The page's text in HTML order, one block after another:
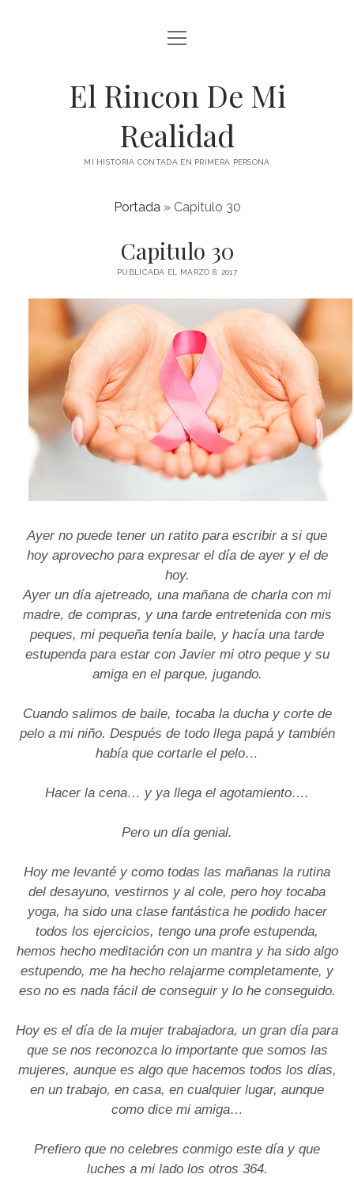
abrir
menú
El Rincon De Mi
Realidad
MI HISTORIA CONTADA EN PRIMERA PERSONA
Portada» Capitulo 30
Capitulo 30
PUBLICADA EL MARZO 8, 2017
Ayer no puede tener un ratito para escribir a si que
hoy aprovecho para expresar el día de ayer y el de
hoy.
Ayer un día ajetreado, una mañana de charla con mi
madre, de compras, y una tarde entretenida con mis
peques, mi pequeña tenía baile, y hacía una tarde
estupenda para estar con Javier mi otro peque y su
amiga en el parque, jugando.
Cuando salimos de baile, tocaba la ducha y corte de
pelo a mi niño. Después de todo llega papá y también
había que cortarle el pelo…
Hacer la cena… y ya llega el agotamiento….
Pero un día genial.
Hoy me levanté y como todas las mañanas la rutina
del desayuno, vestirnos y al cole, pero hoy tocaba
yoga, ha sido una clase fantástica he podido hacer
todos los ejercicios, tengo una profe estupenda,
hemos hecho meditación con un mantra y ha sido algo
estupendo, me ha hecho relajarme completamente, y
eso no es nada fácil de conseguir y lo he conseguido.
Hoy es el día de la mujer trabajadora, un gran día para
que se nos reconozca lo importante que somos las
mujeres, aunque es algo que hacemos todos los días,
en un trabajo, en casa, en cualquier lugar, aunque
como dice mi amiga…
Prefiero que no celebres conmigo este día y que
luches a mi lado los otros 364.